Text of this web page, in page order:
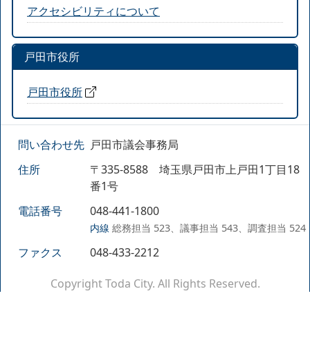
アクセシビリティについて
戸田市役所
戸田市役所
問い合わせ先 戸田市議会事務局
住所
〒335-8588 埼玉県戸田市上戸田1丁目18
番1号
電話番号
048-441-1800
内線 総務担当 523、議事担当 543、調査担当 524
ファクス 048-433-2212
Copyright Toda City. All Rights Reserved.